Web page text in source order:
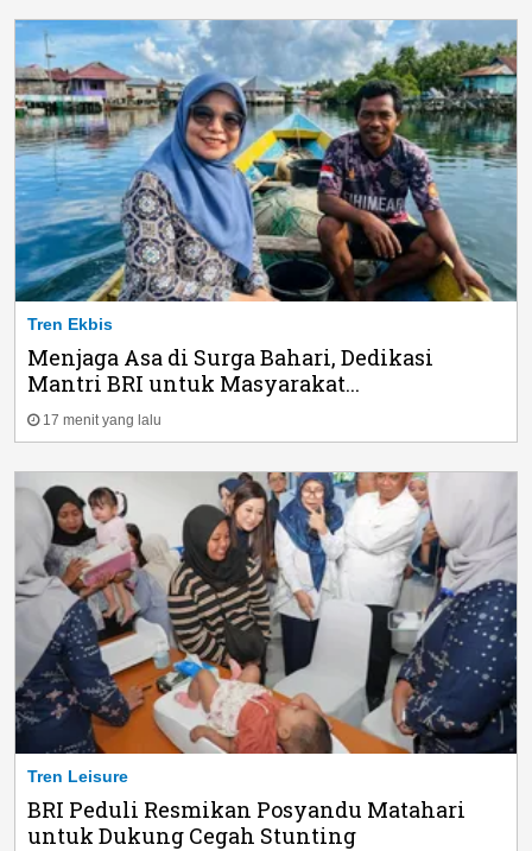
Tren Ekbis
Menjaga Asa di Surga Bahari, Dedikasi
Mantri BRI untuk Masyarakat...
17 menit yang lalu
Tren Leisure
BRI Peduli Resmikan Posyandu Matahari
untuk Dukung Cegah Stunting